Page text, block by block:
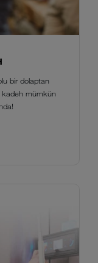
bir dolaptan
kadeh mümkün